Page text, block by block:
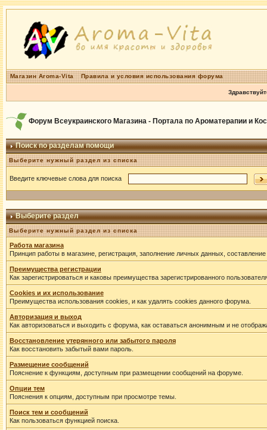
Магазин Aroma-Vita Правила и условия использования форума
Форум Всеукраинского Магазина - Портала по Ароматерапии и
Поиск по разделам помощи
Выберите нужный раздел из списка
Введите ключевые слова для поиска
Выберите раздел
Выберите нужный раздел из списка
Работа магазина
Принцип работы в магазине, регистрация, заполнение личных данных,
Преимущества регистрации
Как зарегистрироваться и каковы преимущества зарегистрированного
Cookies и их использование
Преимущества использования cookies, и как удалять cookies данного форума.
Авторизация и выход
Как авторизоваться и выходить с форума, как оставаться анонимным и не
Восстановление утерянного или забытого пароля
Как восстановить забытый вами пароль.
Размещение сообщений
Пояснение к функциям, доступным при размещении сообщений на форуме.
Опции тем
Пояснения к опциям, доступным при просмотре темы.
Поиск тем и сообщений
Как пользоваться функцией поиска.